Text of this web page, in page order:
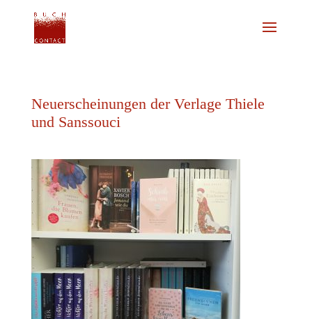
Neuerscheinungen der Verlage Thiele
und Sanssouci